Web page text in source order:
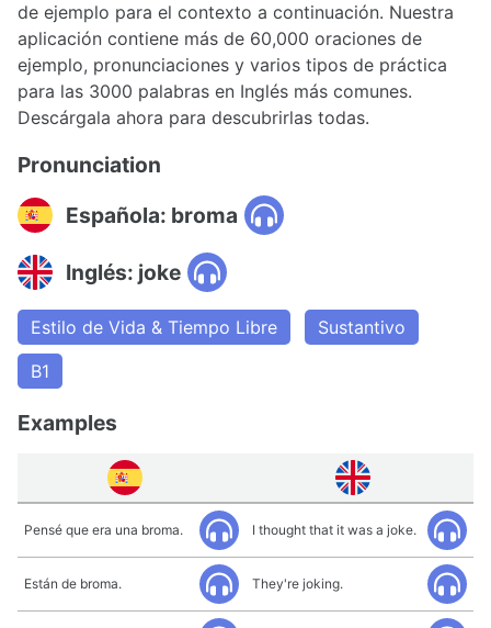
de ejemplo para el contexto a continuación. Nuestra
aplicación contiene más de 60,000 oraciones de
ejemplo, pronunciaciones y varios tipos de práctica
para las 3000 palabras en Inglés más comunes.
Descárgala ahora para descubrirlas todas.
Pronunciation
Española: broma
Inglés: joke
Estilo de Vida & Tiempo Libre
Sustantivo
B1
Examples
Pensé que era una broma. I thought that it was a joke.
Están de broma. They're joking.